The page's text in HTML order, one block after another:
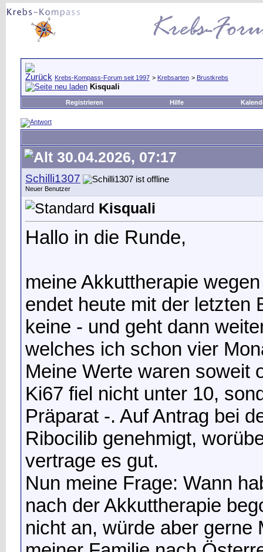
Krebs-Kompass-Forum seit 1997 > Krebsarten > Brustkrebs
Kisquali
Registrieren Hilfe
30.04.2026, 07:17
Schilli1307
Neuer Benutzer
Kisquali
Hallo in die Runde,
meine Akkuttherapie
endet heute mit der letzten
keine - und geht dann
welches ich schon vier
Meine Werte waren soweit
Ki67 fiel nicht unter 10,
Präparat -. Auf Antrag bei
Ribocilib genehmigt,
vertrage es gut.
Nun meine Frage: Wann
nach der Akkuttherapie
nicht an, würde aber gerne